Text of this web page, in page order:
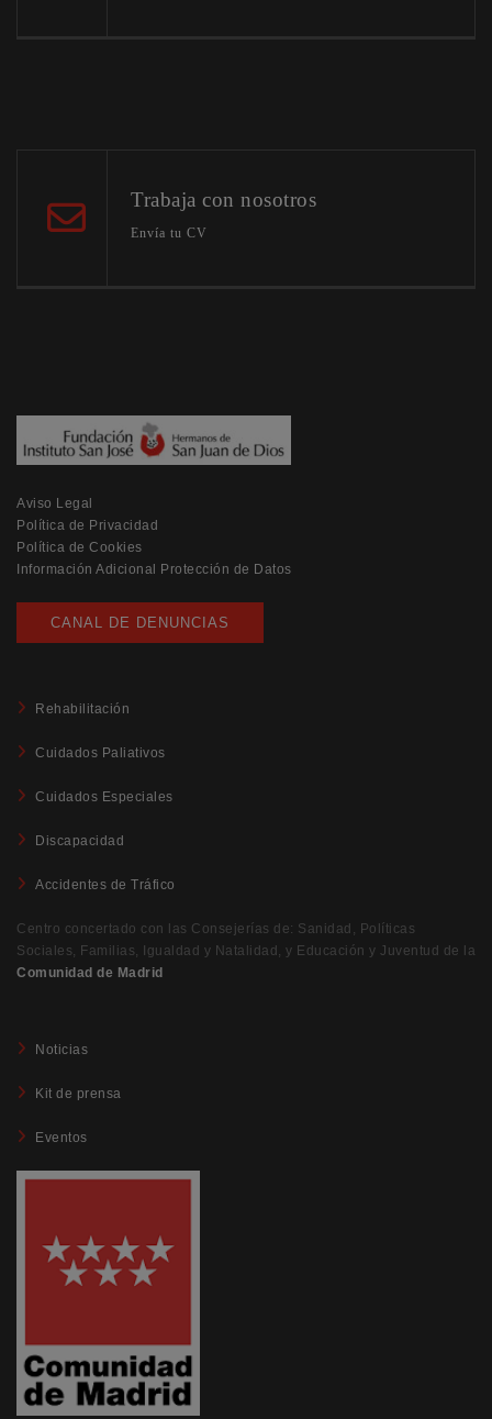
Trabaja con nosotros
Envía tu CV
Aviso Legal
Política de Privacidad
Política de Cookies
Información Adicional Protección de Datos
CANAL DE DENUNCIAS
Rehabilitación
Cuidados Paliativos
Cuidados Especiales
Discapacidad
Accidentes de Tráfico
Centro concertado con las Consejerías de: Sanidad, Políticas
Sociales, Familias, Igualdad y Natalidad, y Educación y Juventud de la
Comunidad de Madrid
Noticias
Kit de prensa
Eventos